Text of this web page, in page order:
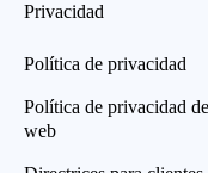
Privacidad
Política de privacidad
Política de privacidad
web